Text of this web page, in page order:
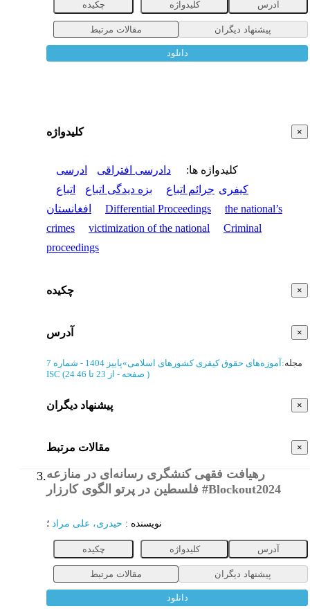
چکیده کلیدواژه آدرس
مقالات مرتبط پیشنهاد دیگران
دانلود
× کلیدواژه
کلیدواژه ها: دادرسی افتراقی
ادرسی
کیفری جرائم اتباع بزه دیدگی اتباع
اتباع
افغانستان
Differential Proceedings
the national’s
crimes
victimization of the national
Criminal
proceedings
× چکیده
× آدرس
مجله: آموزه‌های حقوق کیفری کشورهای اسلامی»پاییز 1404 - شماره 7
ISC
(‎24 صفحه - )
× پیشنهاد دیگران
× مقالات مرتبط
3.رهیافت فقهی کنشگری رسانه‌ای در منازعه
فلسطین در پرتو الگوی کارزار #Blockout2024
نویسنده : حیدری، علی مراد ؛
چکیده کلیدواژه آدرس
مقالات مرتبط پیشنهاد دیگران
دانلود